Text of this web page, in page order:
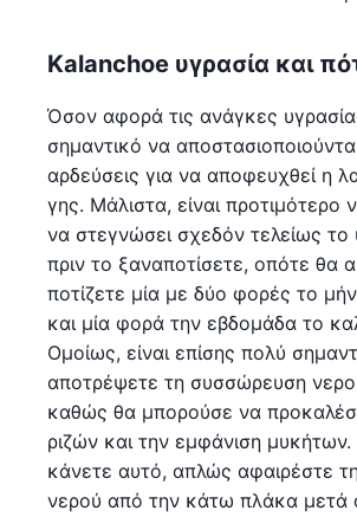
Kalanchoe υγρασία και
Όσον αφορά τις ανάγκες
σημαντικό να
αρδεύσεις για να αποφευχθεί η
γης. Μάλιστα, είναι προτιμότερο
να στεγνώσει σχεδόν τελείως
πριν το ξαναποτίσετε, οπότε θα
ποτίζετε μία με δύο φορές το
και μία φορά την εβδομάδα το
Ομοίως, είναι επίσης πολύ
αποτρέψετε τη συσσώρευση
καθώς θα μπορούσε να
ριζών και την εμφάνιση μυκήτων.
κάνετε αυτό, απλώς αφαιρέστε
νερού από την κάτω πλάκα μετά